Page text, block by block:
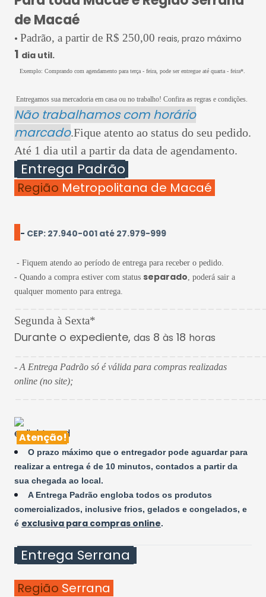
de Macaé
• Padrão, a partir de R$ 250,00 reais, prazo máximo
1 dia util.
Exemplo: Comprando com agendamento para terça - feira, pode ser entregue até quarta - feira*.
Entregamos sua mercadoria em casa ou no trabalho! Confira as regras e condições.
Não trabalhamos com horário
marcado.Fique atento ao status do seu pedido.
Até 1 dia util a partir da data de agendamento.
Entrega Padrão
Região Metropolitana de Macaé
- CEP: 27.940-001 até 27.979-999
- Fiquem atendo ao período de entrega para receber o pedido.
- Quando a compra estiver com status separado, poderá sair a
qualquer momento para entrega.
Segunda à Sexta*
Durante o expediente, das 8 às 18 horas
- A Entrega Padrão só é válida para compras realizadas
online (no site);
Atenção!
O prazo máximo que o entregador pode aguardar para
realizar a entrega é de 10 minutos, contados a partir da
sua chegada ao local.
A Entrega Padrão engloba todos os produtos
comercializados, inclusive frios, gelados e congelados, e
é exclusiva para compras online.
Entrega Serrana
Região Serrana